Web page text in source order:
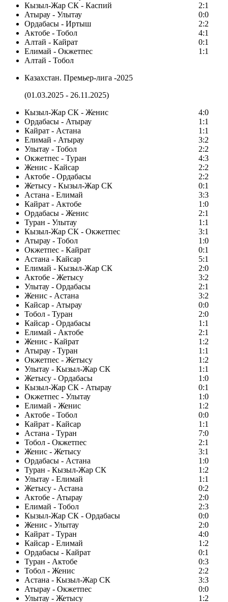
Кызыл-Жар СК - Каспий
2:1
Атырау - Улытау
0:0
Ордабасы - Иртыш
2:2
Актобе - Тобол
4:1
Алтай - Кайрат
0:1
Елимай - Окжетпес
1:1
Алтай - Тобол
Казахстан. Премьер-лига -2025
(01.03.2025 - 26.11.2025)
Кызыл-Жар СК - Женис
4:0
Ордабасы - Атырау
1:1
Кайрат - Астана
1:1
Елимай - Атырау
3:2
Улытау - Тобол
2:2
Окжетпес - Туран
4:3
Женис - Кайсар
2:2
Актобе - Ордабасы
2:2
Жетысу - Кызыл-Жар СК
0:1
Астана - Елимай
3:3
Кайрат - Актобе
1:0
Ордабасы - Женис
2:1
Туран - Улытау
1:1
Кызыл-Жар СК - Окжетпес
3:1
Атырау - Тобол
1:0
Окжетпес - Кайрат
0:1
Астана - Кайсар
5:1
Елимай - Кызыл-Жар СК
2:0
Актобе - Жетысу
3:2
Улытау - Ордабасы
2:1
Женис - Астана
3:2
Кайсар - Атырау
0:0
Тобол - Туран
2:0
Кайсар - Ордабасы
1:1
Елимай - Актобе
2:1
Женис - Кайрат
1:2
Атырау - Туран
1:1
Окжетпес - Жетысу
1:2
Улытау - Кызыл-Жар СК
1:1
Жетысу - Ордабасы
1:0
Кызыл-Жар СК - Атырау
0:1
Окжетпес - Улытау
1:0
Елимай - Женис
1:2
Актобе - Тобол
0:0
Кайрат - Кайсар
1:1
Астана - Туран
7:0
Тобол - Окжетпес
2:1
Женис - Жетысу
3:1
Ордабасы - Астана
1:0
Туран - Кызыл-Жар СК
1:2
Улытау - Елимай
1:1
Жетысу - Астана
0:2
Актобе - Атырау
2:0
Елимай - Тобол
2:3
Кызыл-Жар СК - Ордабасы
0:0
Женис - Улытау
2:0
Кайрат - Туран
4:0
Кайсар - Елимай
1:2
Ордабасы - Кайрат
0:1
Туран - Актобе
0:3
Тобол - Женис
2:2
Астана - Кызыл-Жар СК
3:3
Атырау - Окжетпес
0:0
Улытау - Жетысу
1:2